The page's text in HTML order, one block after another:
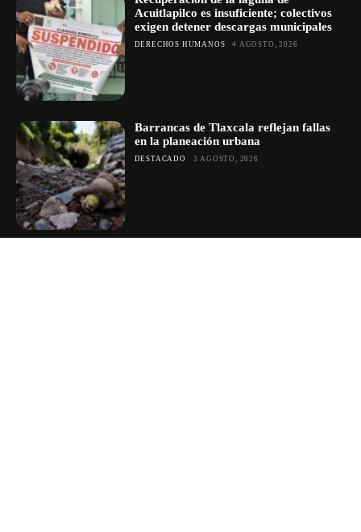
Acuitlapilco es insuficiente; colectivos
exigen detener descargas municipales
DERECHOS HUMANOS 4 AGOSTO, 2026
Barrancas de Tlaxcala reflejan fallas
en la planeación urbana
DESTACADO 3 AGOSTO, 2026